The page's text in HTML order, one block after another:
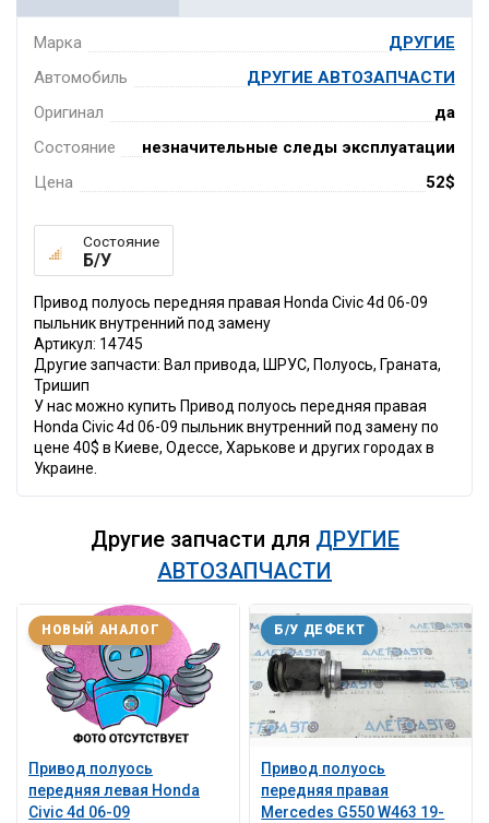
Марка
ДРУГИЕ
Автомобиль
ДРУГИЕ АВТОЗАПЧАСТИ
Оригинал
да
Состояние
незначительные следы эксплуатации
Цена
52$
Состояние
Б/У
Привод полуось передняя правая Honda Civic 4d 06-09
пыльник внутренний под замену
Артикул: 14745
Другие запчасти: Вал привода, ШРУС, Полуось, Граната,
Тришип
У нас можно купить Привод полуось передняя правая
Honda Civic 4d 06-09 пыльник внутренний под замену по
цене 40$ в Киеве, Одессе, Харькове и других городах в
Украине.
Другие запчасти для ДРУГИЕ
АВТОЗАПЧАСТИ
Привод полуось
передняя левая Honda
Civic 4d 06-09
НОВЫЙ АНАЛОГ
Привод полуось
передняя правая
Mercedes G550 W463 19-
Б/У ДЕФЕКТ